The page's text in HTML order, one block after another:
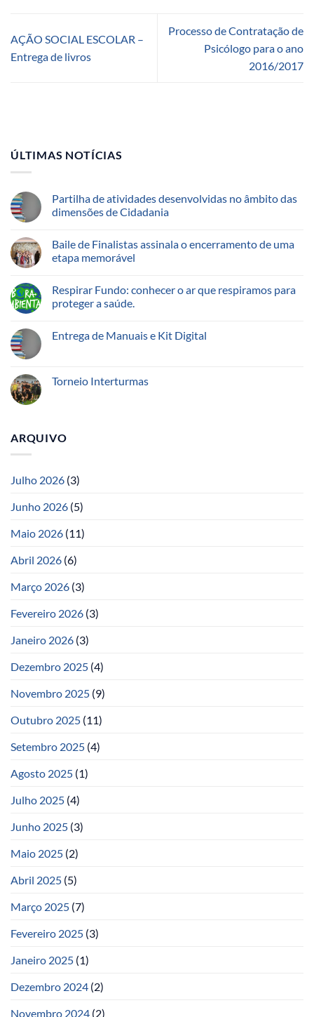
AÇÃO SOCIAL ESCOLAR –
Entrega de livros
Processo de Contratação de
Psicólogo para o ano
2016/2017
ÚLTIMAS NOTÍCIAS
Partilha de atividades desenvolvidas no âmbito das
dimensões de Cidadania
Baile de Finalistas assinala o encerramento de uma
etapa memorável
Respirar Fundo: conhecer o ar que respiramos para
proteger a saúde.
Entrega de Manuais e Kit Digital
Torneio Interturmas
ARQUIVO
Julho 2026 (3)
Junho 2026 (5)
Maio 2026 (11)
Abril 2026 (6)
Março 2026 (3)
Fevereiro 2026 (3)
Janeiro 2026 (3)
Dezembro 2025 (4)
Novembro 2025 (9)
Outubro 2025 (11)
Setembro 2025 (4)
Agosto 2025 (1)
Julho 2025 (4)
Junho 2025 (3)
Maio 2025 (2)
Abril 2025 (5)
Março 2025 (7)
Fevereiro 2025 (3)
Janeiro 2025 (1)
Dezembro 2024 (2)
Novembro 2024 (2)